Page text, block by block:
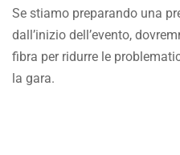
Se stiamo preparando una
dall’inizio dell’evento,
fibra per ridurre le
la gara.